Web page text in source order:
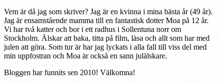
Vem är då jag som skriver? Jag är en kvinna i mina bästa år (49 år).
Jag är ensamstående mamma till en fantastisk dotter Moa på 12 år.
Vi har två katter och bor i ett radhus i Sollentuna norr om
Stockholm. Älskar att baka, titta på film, läsa och allt som har med
julen att göra. Som tur är har jag lyckats i alla fall till viss del med
min uppfostran och Moa är också en sann julälskare.
Bloggen har funnits sen 2010! Välkomna!